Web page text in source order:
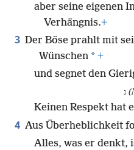
aber seine eigenen
Verhängnis.+
3 Der Böse prahlt mit
Wünschen * +
und segnet den
נ
Keinen Respekt hat
4 Aus Überheblichkeit
Alles, was er denkt,